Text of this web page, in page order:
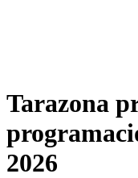
Tarazona
2026